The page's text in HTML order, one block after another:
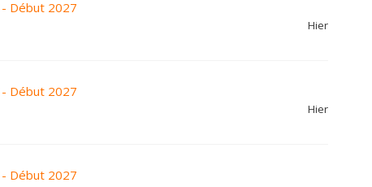
- Début 2027
Hier
- Début 2027
Hier
- Début 2027